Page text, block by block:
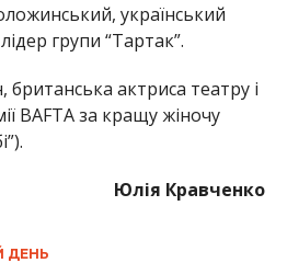
український
групи “Тартак”.
актриса театру і
BAFTA за кращу жіночу
Юлія Кравченко
ДЕНЬ